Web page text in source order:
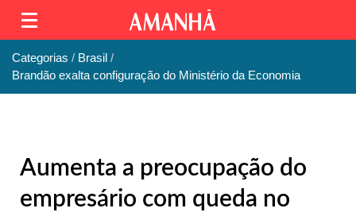
Categorias
Brasil
Brandão exalta configuração do Ministério da Economia
Aumenta a preocupação do
empresário com queda no